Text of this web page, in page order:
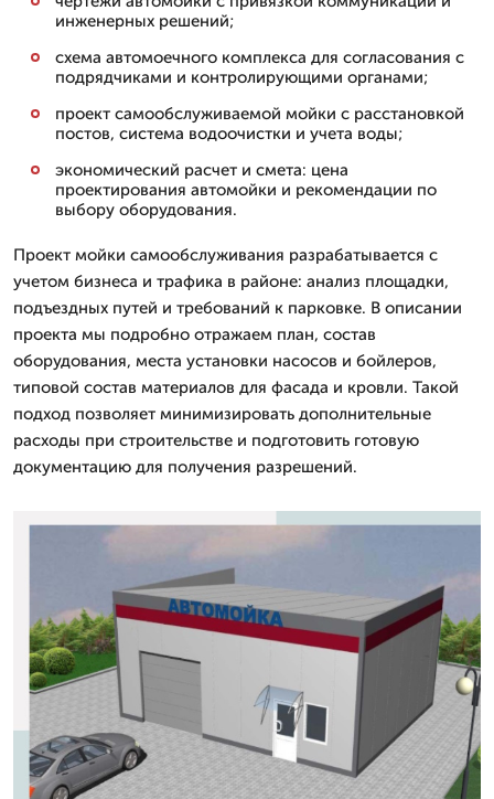
инженерных решений;
схема автомоечного комплекса для согласования с
подрядчиками и контролирующими органами;
проект самообслуживаемой мойки с расстановкой
постов, система водоочистки и учета воды;
экономический расчет и смета: цена
проектирования автомойки и рекомендации по
выбору оборудования.
Проект мойки самообслуживания разрабатывается с
учетом бизнеса и трафика в районе: анализ площадки,
подъездных путей и требований к парковке. В описании
проекта мы подробно отражаем план, состав
оборудования, места установки насосов и бойлеров,
типовой состав материалов для фасада и кровли. Такой
подход позволяет минимизировать дополнительные
расходы при строительстве и подготовить готовую
документацию для получения разрешений.